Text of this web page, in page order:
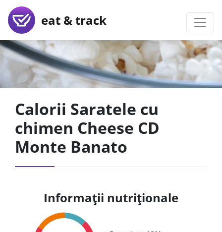
eat & track
Calorii Saratele cu
chimen Cheese CD
Monte Banato
Informații nutriționale